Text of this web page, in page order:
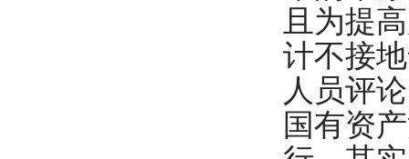
且为提
计不接
人员评
国有资